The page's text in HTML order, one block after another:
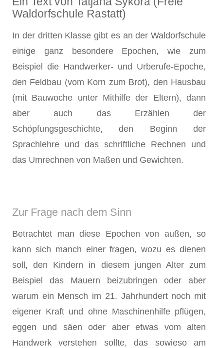
Waldorfschule Rastatt)
In der dritten Klasse gibt es an der Waldorfschule
einige ganz besondere Epochen, wie zum
Beispiel die Handwerker- und Urberufe-Epoche,
den Feldbau (vom Korn zum Brot), den Hausbau
(mit Bauwoche unter Mithilfe der Eltern), dann
aber auch das Erzählen der
Schöpfungsgeschichte, den Beginn der
Sprachlehre und das schriftliche Rechnen und
das Umrechnen von Maßen und Gewichten.
Zur Frage nach dem Sinn
Betrachtet man diese Epochen von außen, so
kann sich manch einer fragen, wozu es dienen
soll, den Kindern in diesem jungen Alter zum
Beispiel das Mauern beizubringen oder aber
warum ein Mensch im 21. Jahrhundert noch mit
eigener Kraft und ohne Maschinenhilfe pflügen,
eggen und säen oder aber etwas vom alten
Handwerk verstehen sollte, das sowieso am